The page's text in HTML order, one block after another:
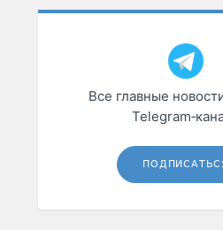
Все главные